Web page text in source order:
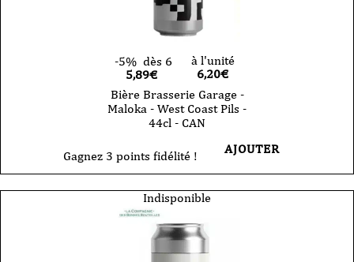
-5% dès 6
5,89€
à l'unité
6,20€
Bière Brasserie Garage -
Maloka - West Coast Pils -
44cl - CAN
Gagnez 3 points fidélité ! AJOUTER
Indisponible